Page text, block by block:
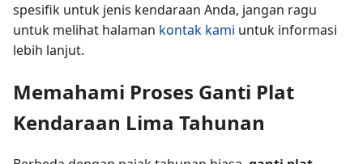
spesifik untuk jenis kendaraan Anda, jangan ragu
untuk melihat halaman kontak kami untuk informasi
lebih lanjut.
Memahami Proses Ganti Plat
Kendaraan Lima Tahunan